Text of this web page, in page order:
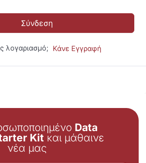
Σύνδεση
λογαριασμό; Κάνε Εγγραφή
Data
Kit και μάθαινε
νέα μας